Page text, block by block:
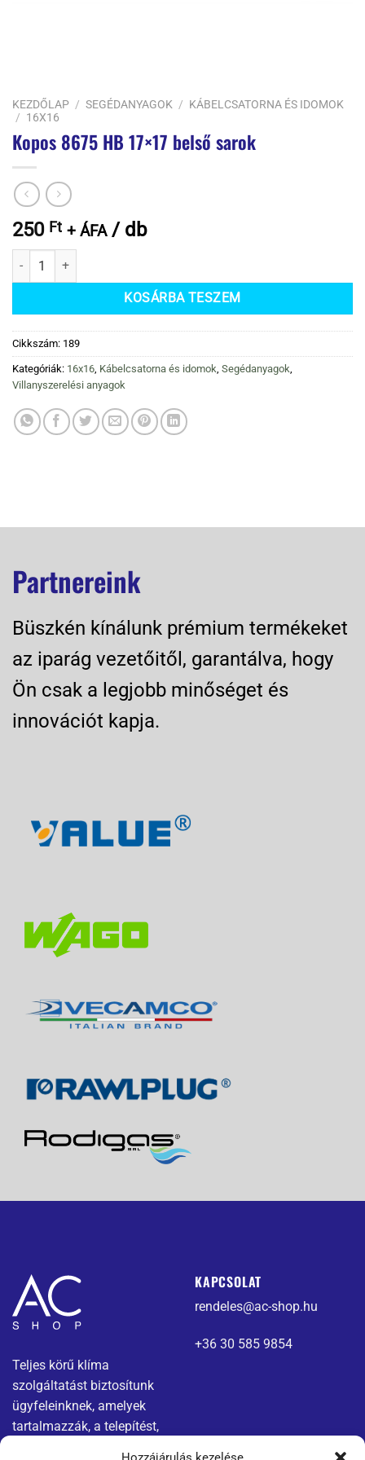
KEZDŐLAP / SEGÉDANYAGOK / KÁBELCSATORNA ÉS IDOMOK
/ 16X16
Kopos 8675 HB 17×17 belső sarok
250 Ft + ÁFA/ db
Kopos 8675 HB 17x17 belső sarok mennyiség
KOSÁRBA TESZEM
Cikkszám: 189
Kategóriák: 16x16, Kábelcsatorna és idomok, Segédanyagok,
Villanyszerelési anyagok
Partnereink
Büszkén kínálunk prémium termékeket
az iparág vezetőitől, garantálva, hogy
Ön csak a legjobb minőséget és
innovációt kapja.
Teljes körű klíma
szolgáltatást biztosítunk
ügyfeleinknek, amelyek
tartalmazzák, a telepítést,
KAPCSOLAT
rendeles@ac-shop.hu
+36 30 585 9854